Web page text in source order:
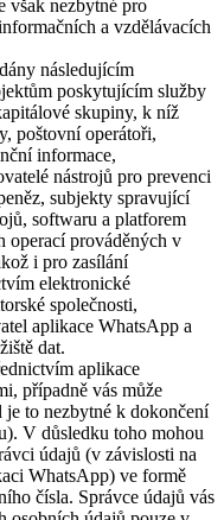
však nezbytné pro
a vzdělávacích
následujícím
poskytujícím služby
skupiny, k níž
poštovní operátoři,
informace,
nástrojů pro prevenci
subjekty spravující
softwaru a platforem
operací prováděných v
i pro zasílání
elektronické
společnosti,
aplikace WhatsApp a
dat.
aplikace
případně vás může
to nezbytné k dokončení
V důsledku toho mohou
údajů (v závislosti na
WhatsApp) ve formě
čísla. Správce údajů vás